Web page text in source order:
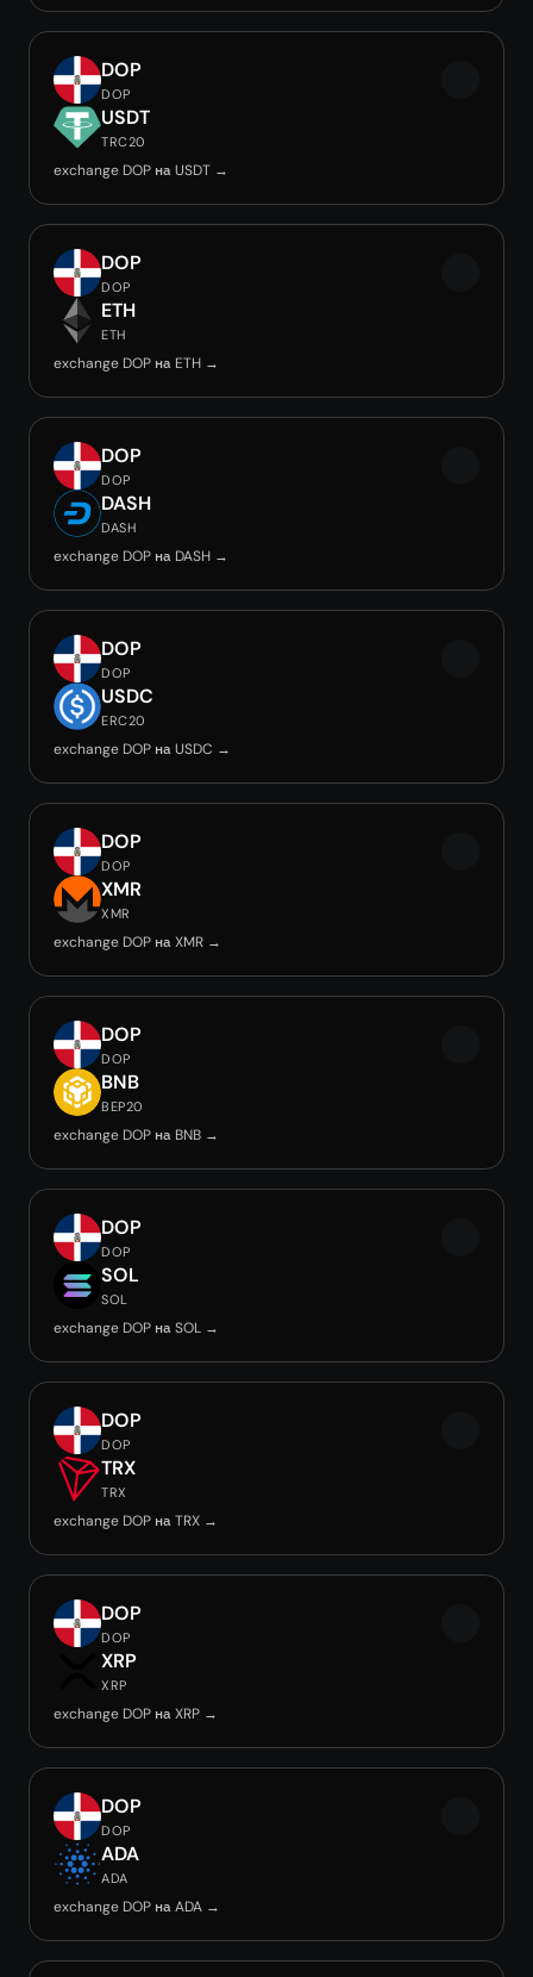
DOP
DOP
USDT
TRC20
exchange DOP на USDT →
DOP
DOP
ETH
ETH
exchange DOP на ETH →
DOP
DOP
DASH
DASH
exchange DOP на DASH →
DOP
DOP
USDC
ERC20
exchange DOP на USDC →
DOP
DOP
XMR
XMR
exchange DOP на XMR →
DOP
DOP
BNB
BEP20
exchange DOP на BNB →
DOP
DOP
SOL
SOL
exchange DOP на SOL →
DOP
DOP
TRX
TRX
exchange DOP на TRX →
DOP
DOP
XRP
XRP
exchange DOP на XRP →
DOP
DOP
ADA
ADA
exchange DOP на ADA →